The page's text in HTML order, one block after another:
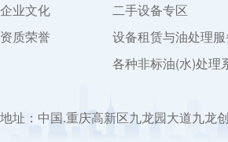
企业文化
资质荣誉
二手设备专区
设备租赁与油处理
各种非标油(水)处理
地址：中国.重庆高新区九龙园大道九龙